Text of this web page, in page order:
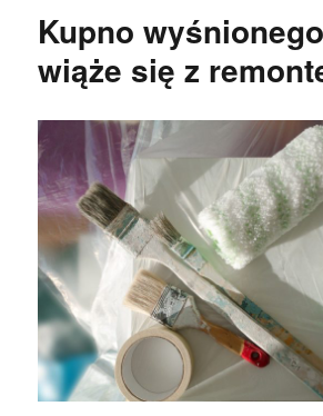
Kupno
wiąże się z